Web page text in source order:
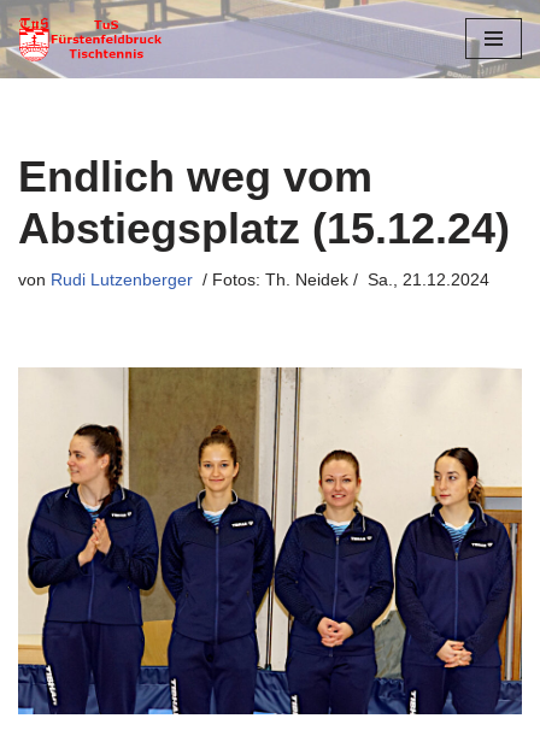
Zum
Endlich weg vom
Abstiegsplatz (15.12.24)
von Rudi Lutzenberger Sa., 21.12.2024